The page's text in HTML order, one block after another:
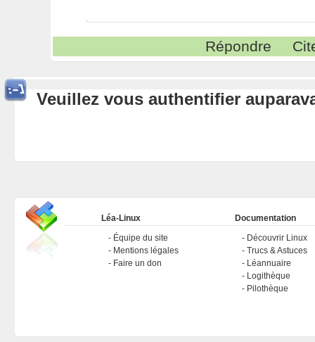
Répondre
Veuillez vous authentifier
Léa-Linux
Équipe du site
Mentions légales
Faire un don
Documentation
Découvrir Linux
Trucs & Astuces
Léannuaire
Logithèque
Pilothèque